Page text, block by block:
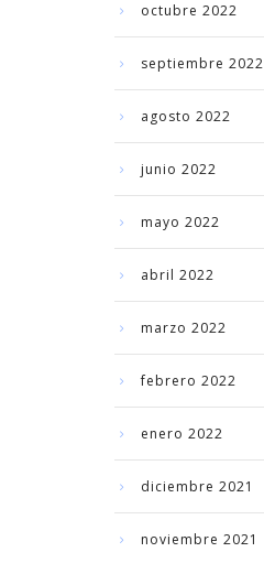
octubre 2022
septiembre 2022
agosto 2022
junio 2022
mayo 2022
abril 2022
marzo 2022
febrero 2022
enero 2022
diciembre 2021
noviembre 2021